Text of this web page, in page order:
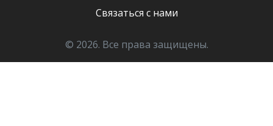
Связаться с нами
© 2026. Все права защищены.